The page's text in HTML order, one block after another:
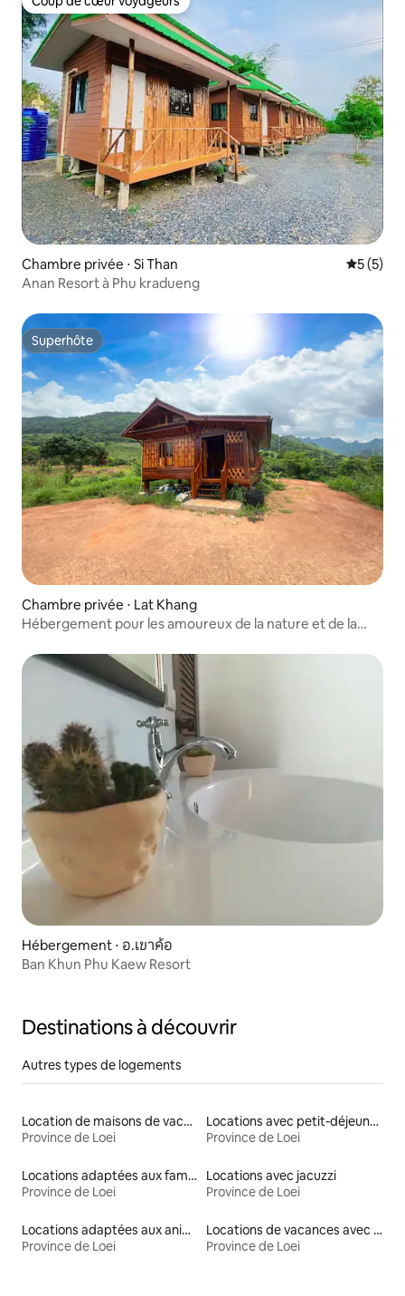
Coup de cœur voyageurs
Chambre privée ⋅ Si Than
5 (5)
Anan Resort à Phu kradueng
Superhôte
Superhôte
Chambre privée ⋅ Lat Khang
Hébergement pour les amoureux de la nature et de la
Hébergement ⋅ อ.เขาค้อ
Ban Khun Phu Kaew Resort
Destinations à découvrir
Autres types de logements
Location de maisons de vacances
Province de Loei
Locations avec petit-déjeuner
Province de Loei
Locations adaptées aux familles
Province de Loei
Locations avec jacuzzi
Province de Loei
Locations adaptées aux animaux
Province de Loei
Locations de vacances avec piscine
Province de Loei